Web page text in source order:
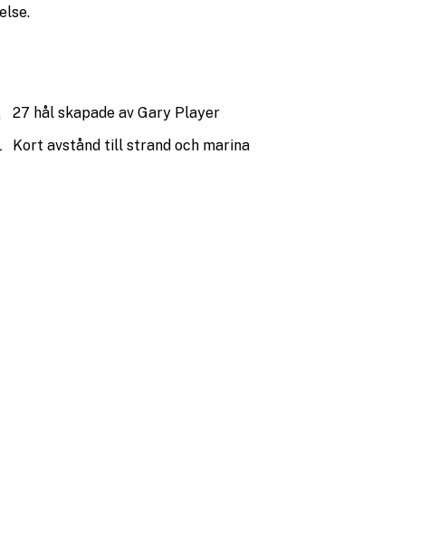
27 hål skapade av Gary Player
Kort avstånd till strand och marina